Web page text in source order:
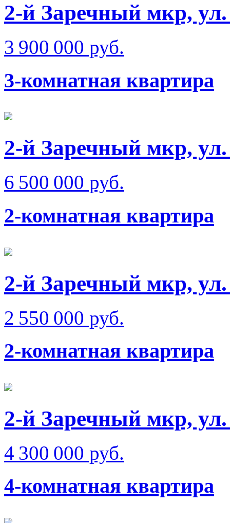
2-й Заречный мкр,
3 900 000 руб.
3-комнатная квартира
2-й Заречный мкр, ул.
6 500 000 руб.
2-комнатная квартира
2-й Заречный мкр, ул.
2 550 000 руб.
2-комнатная квартира
2-й Заречный мкр,
4 300 000 руб.
4-комнатная квартира